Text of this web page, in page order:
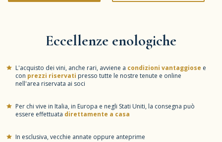
Eccellenze enologiche
L'acquisto dei vini, anche rari, avviene a condizioni vantaggiose e
con prezzi riservati presso tutte le nostre tenute e online
nell'area riservata ai soci
Per chi vive in Italia, in Europa e negli Stati Uniti, la consegna può
essere effettuata direttamente a casa
In esclusiva, vecchie annate oppure anteprime